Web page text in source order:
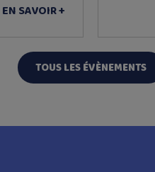
EN SAVOIR +
TOUS LES ÉVÈNEMENTS